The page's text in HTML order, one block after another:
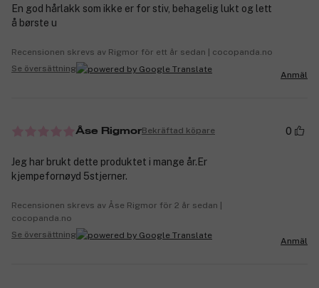
En god hårlakk som ikke er for stiv, behagelig lukt og lett
å børste u
Recensionen skrevs av Rigmor för ett år sedan | cocopanda.no
Se översättning
Anmäl
Åse RigmorBekräftad köpare 0
Jeg har brukt dette produktet i mange år.Er
kjempefornøyd 5stjerner.
Recensionen skrevs av Åse Rigmor för 2 år sedan |
cocopanda.no
Se översättning
Anmäl